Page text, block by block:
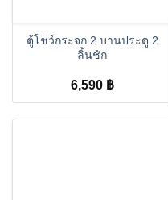
ตู้โชว์กระจก 2 บานประตู 2
ลิ้นชัก
6,590 ฿